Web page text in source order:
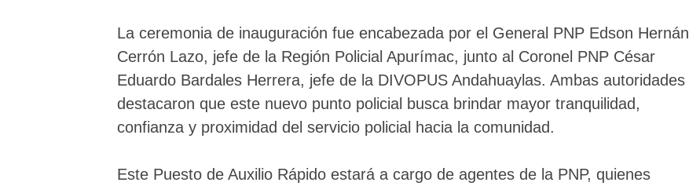
La ceremonia de inauguración fue encabezada por el General PNP Edson Hernán
Cerrón Lazo, jefe de la Región Policial Apurímac, junto al Coronel PNP César
Eduardo Bardales Herrera, jefe de la DIVOPUS Andahuaylas. Ambas autoridades
destacaron que este nuevo punto policial busca brindar mayor tranquilidad,
confianza y proximidad del servicio policial hacia la comunidad.
Este Puesto de Auxilio Rápido estará a cargo de agentes de la PNP, quienes